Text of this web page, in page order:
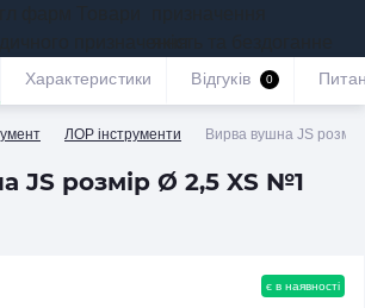
обслуговування
ЛОР інструменти Вирва вушна JS
JS розмір Ø 2,5 XS №1
Характеристики Відгуків 0
є в наявності